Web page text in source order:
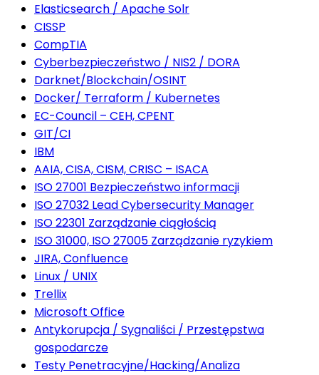
Elasticsearch / Apache Solr
CISSP
CompTIA
Cyberbezpieczeństwo / NIS2 / DORA
Darknet/Blockchain/OSINT
Docker/ Terraform / Kubernetes
EC-Council – CEH, CPENT
GIT/CI
IBM
AAIA, CISA, CISM, CRISC – ISACA
ISO 27001 Bezpieczeństwo informacji
ISO 27032 Lead Cybersecurity Manager
ISO 22301 Zarządzanie ciągłością
ISO 31000, ISO 27005 Zarządzanie ryzykiem
JIRA, Confluence
Linux / UNIX
Trellix
Microsoft Office
Antykorupcja / Sygnaliści / Przestępstwa
gospodarcze
Testy Penetracyjne/Hacking/Analiza